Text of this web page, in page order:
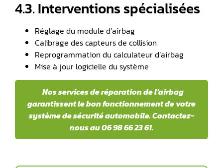
4.3. Interventions spécialisées
Réglage du module d’airbag
Calibrage des capteurs de collision
Reprogrammation du calculateur d’airbag
Mise à jour logicielle du système
️ Nos services de réparation de l’airbag
garantissent le bon fonctionnement de votre
système de sécurité automobile. Contactez-
nous au 06 98 66 23 61.